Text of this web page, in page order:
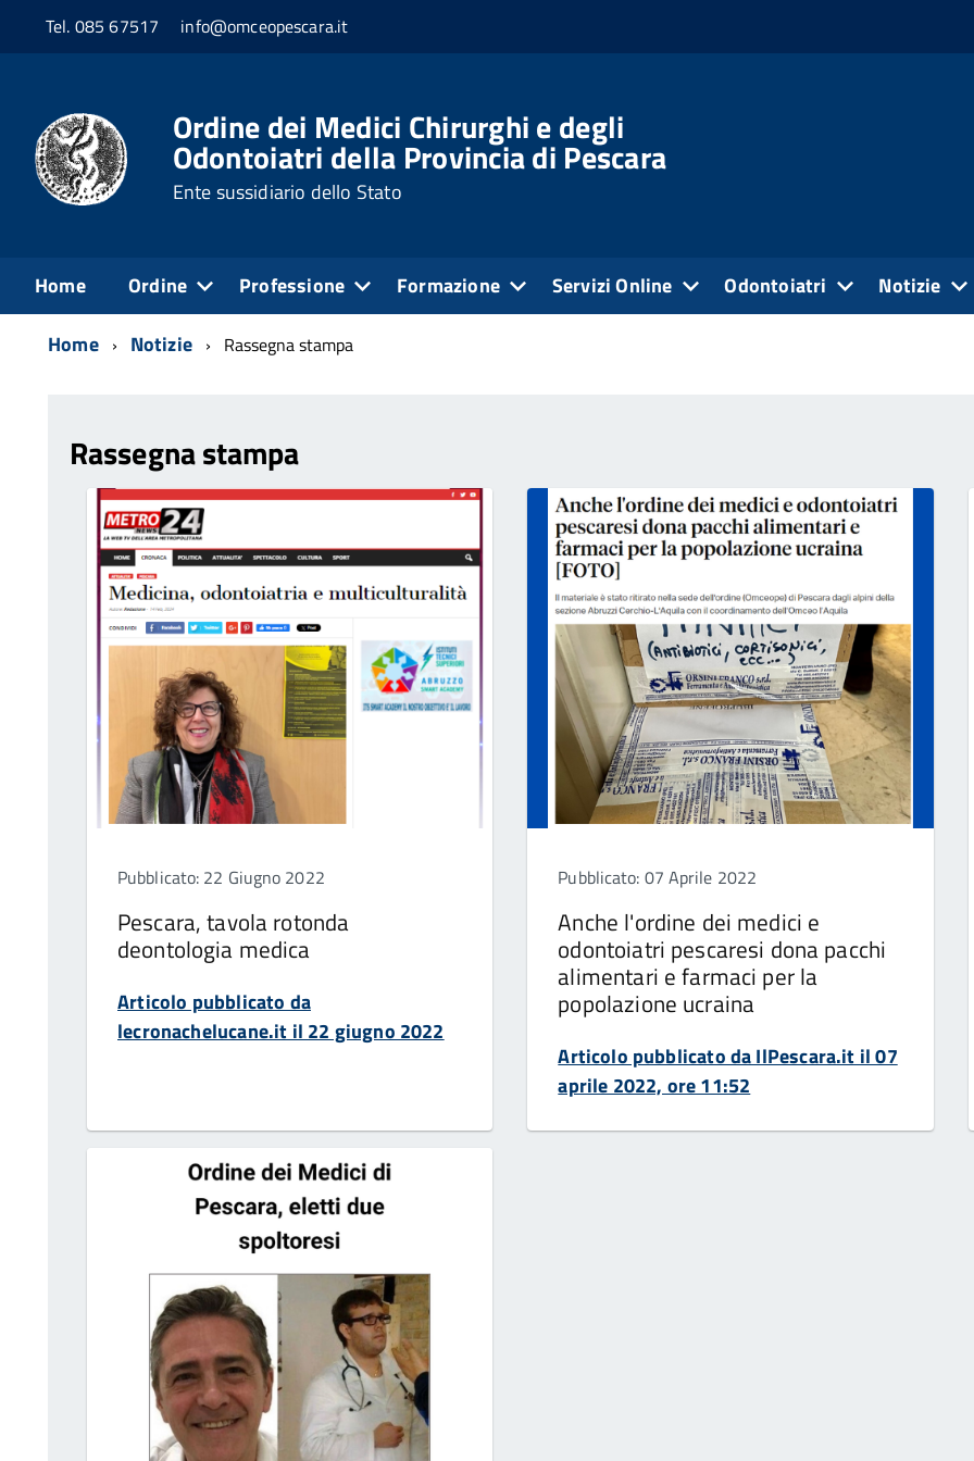
Tel. 085 67517 info@omceopescara.it
Ordine dei Medici Chirurghi e degli
Odontoiatri della Provincia di Pescara
Ente sussidiario dello Stato
Home Ordine Professione Formazione Servizi Online Odontoiatri
Notizie
Home
Notizie Rassegna stampa
Rassegna stampa
Pubblicato: 22 Giugno 2022
Pescara, tavola rotonda
deontologia medica
Articolo pubblicato da
lecronachelucane.it il 22 giugno 2022
Pubblicato: 07 Aprile 2022
Anche l'ordine dei medici e
odontoiatri pescaresi dona pacchi
alimentari e farmaci per la
popolazione ucraina
Articolo pubblicato da IlPescara.it il 07
aprile 2022, ore 11:52